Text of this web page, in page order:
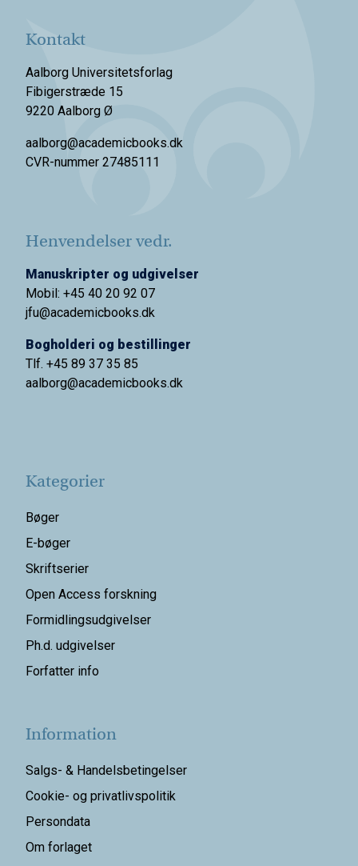
Kontakt
Aalborg Universitetsforlag
Fibigerstræde 15
9220 Aalborg Ø
aalborg@academicbooks.dk
CVR-nummer 27485111
Henvendelser vedr.
Manuskripter og udgivelser
Mobil: +45 40 20 92 07
jfu@academicbooks.dk
Bogholderi og bestillinger
Tlf. +45 89 37 35 85
aalborg@academicbooks.dk
Kategorier
Bøger
E-bøger
Skriftserier
Open Access forskning
Formidlingsudgivelser
Ph.d. udgivelser
Forfatter info
Information
Salgs- & Handelsbetingelser
Cookie- og privatlivspolitik
Persondata
Om forlaget